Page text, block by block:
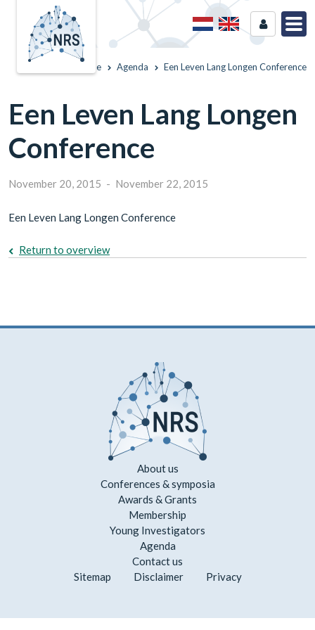
Home Agenda Een Leven Lang Longen Conference
Een Leven Lang Longen
Conference
November 20, 2015 - November 22, 2015
Een Leven Lang Longen Conference
Return to overview
About us
Conferences & symposia
Awards & Grants
Membership
Young Investigators
Agenda
Contact us
Sitemap
Disclaimer Privacy